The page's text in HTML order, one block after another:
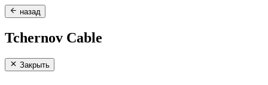
назад
Tchernov Cable
Закрыть